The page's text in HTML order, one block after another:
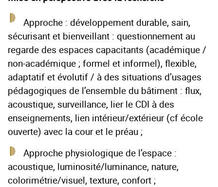
Approche : développement durable, sain,
sécurisant et bienveillant : questionnement au
regarde des espaces capacitants (académique /
non-académique ; formel et informel), flexible,
adaptatif et évolutif / à des situations d’usages
pédagogiques de l’ensemble du bâtiment : flux,
acoustique, surveillance, lier le CDI à des
enseignements, lien intérieur/extérieur (cf école
ouverte) avec la cour et le préau ;
Approche physiologique de l’espace :
acoustique, luminosité/luminance, nature,
colorimétrie/visuel, texture, confort ;